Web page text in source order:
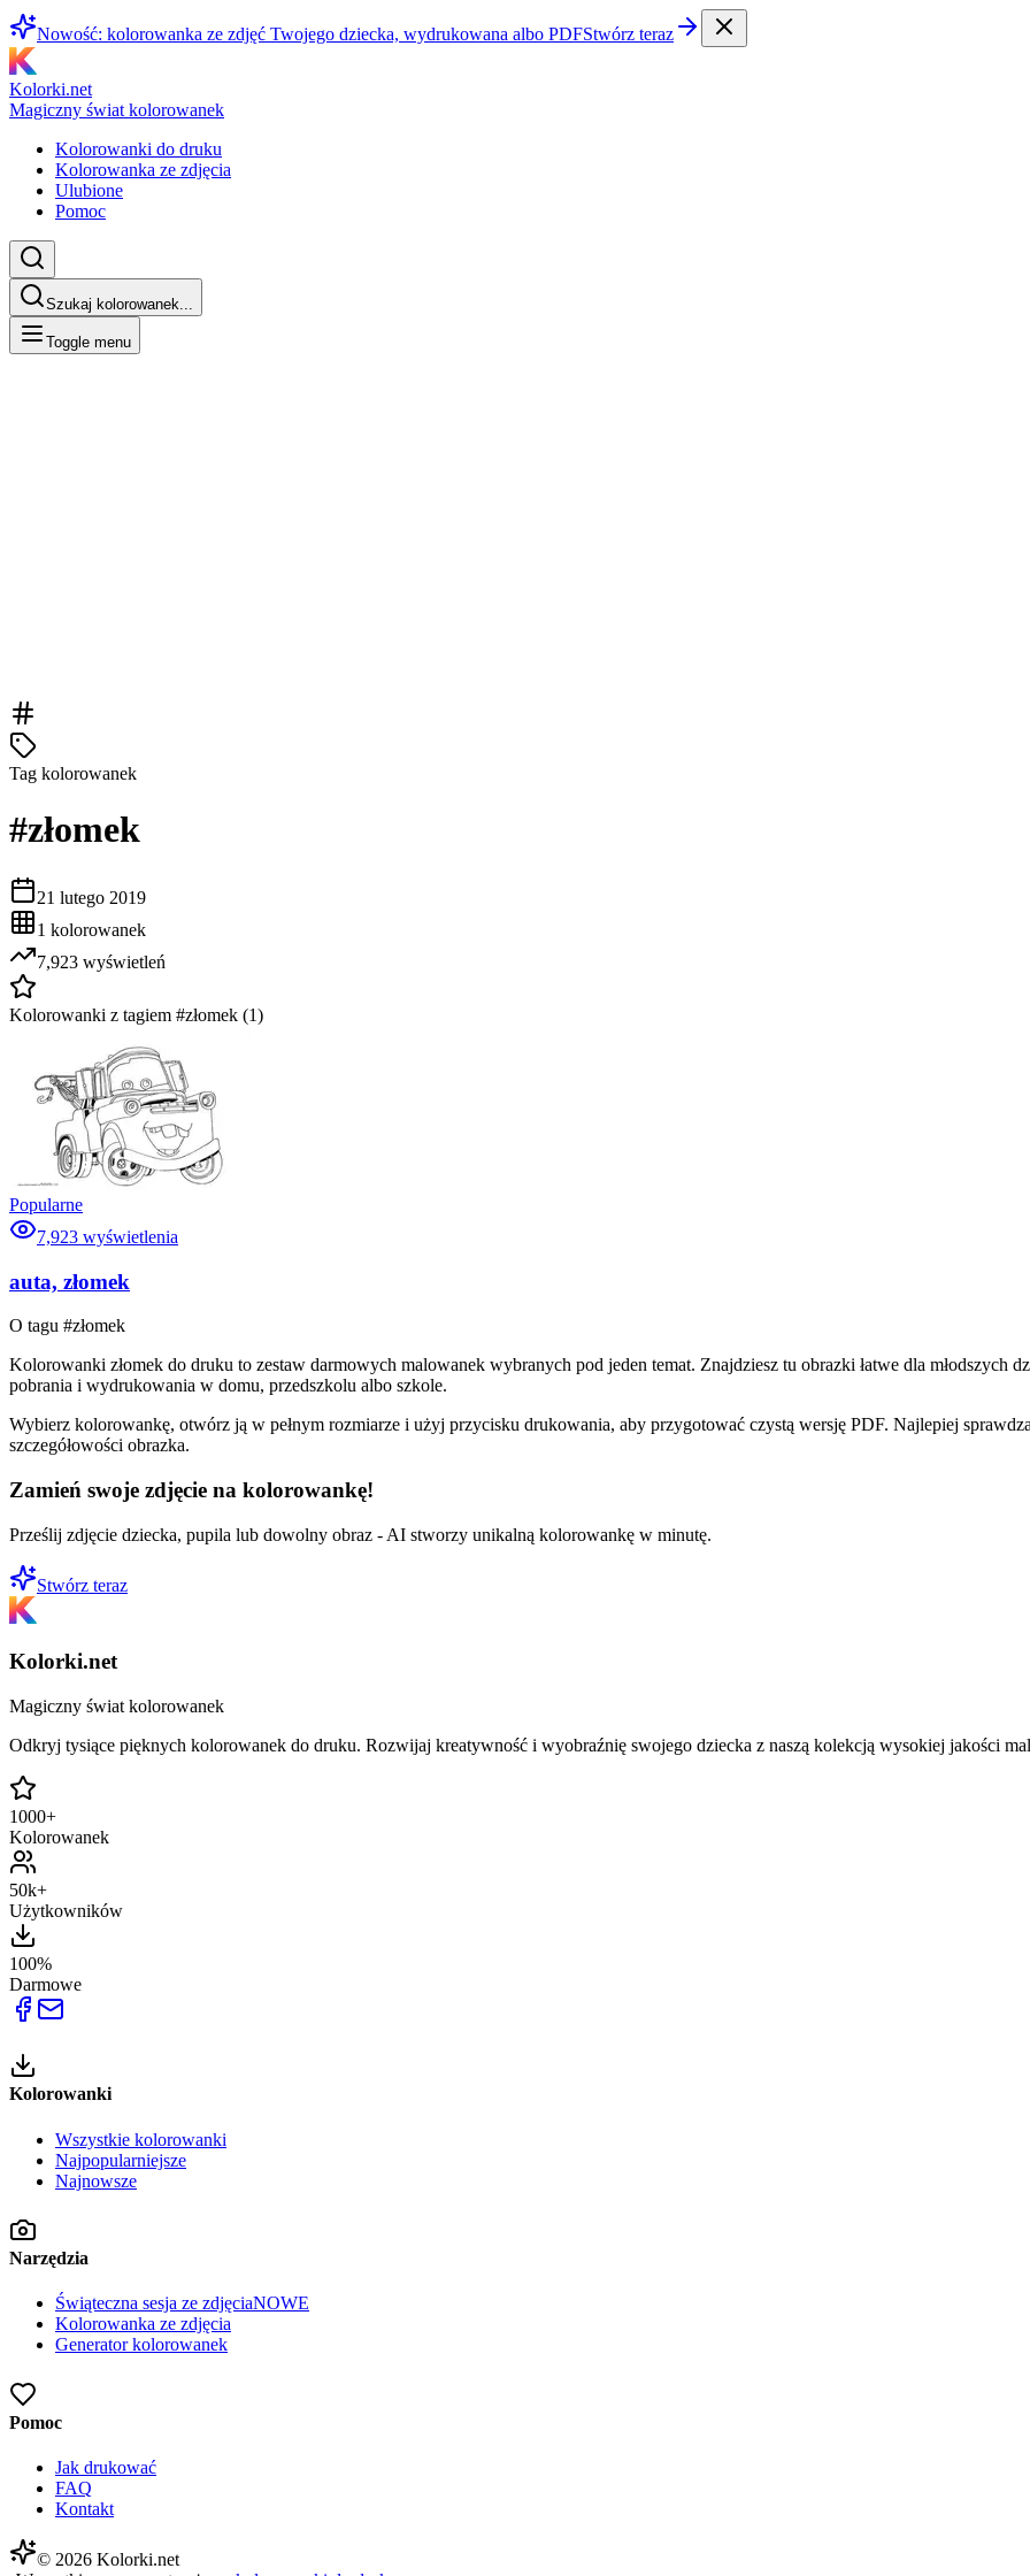
Nowość: kolorowanka ze zdjęć Twojego dziecka, wydrukowana albo PDFStwórz teraz
Kolorki.net
Magiczny świat kolorowanek
Kolorowanki do druku
Kolorowanka ze zdjęcia
Ulubione
Pomoc
Szukaj kolorowanek...
Toggle menu
Tag kolorowanek
#złomek
21 lutego 2019
1 kolorowanek
7,923 wyświetleń
Kolorowanki z tagiem #złomek (1)
Popularne
7,923 wyświetlenia
auta, złomek
O tagu #złomek
Kolorowanki złomek do druku to zestaw darmowych malowanek wybranych pod jeden temat. Znajdziesz tu obrazki łatwe dla młodszych
pobrania i wydrukowania w domu, przedszkolu albo szkole.
Wybierz kolorowankę, otwórz ją w pełnym rozmiarze i użyj przycisku drukowania, aby przygotować czystą wersję PDF. Najlepiej
szczegółowości obrazka.
Zamień swoje zdjęcie na kolorowankę!
Prześlij zdjęcie dziecka, pupila lub dowolny obraz - AI stworzy unikalną kolorowankę w minutę.
Stwórz teraz
Kolorki.net
Magiczny świat kolorowanek
Odkryj tysiące pięknych kolorowanek do druku. Rozwijaj kreatywność i wyobraźnię swojego dziecka z naszą kolekcją wysokiej jakości
1000+
Kolorowanek
50k+
Użytkowników
100%
Darmowe
Kolorowanki
Wszystkie kolorowanki
Najpopularniejsze
Najnowsze
Narzędzia
Świąteczna sesja ze zdjęciaNOWE
Kolorowanka ze zdjęcia
Generator kolorowanek
Pomoc
Jak drukować
FAQ
Kontakt
© 2026 Kolorki.net